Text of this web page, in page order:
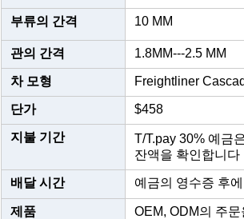
부류의 간격 10 MM
관의 간격 1.8MM---2.5 MM
차 모형 Freightliner
단가 $458
지불 기간
T/T.pay 30% 예금
잔액을 확인합니다
배달 시간 예금의 영수증 후
제품 OEM, ODM의 주